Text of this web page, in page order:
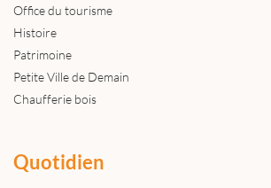
Office du tourisme
Histoire
Patrimoine
Petite Ville de Demain
Chaufferie bois
Quotidien